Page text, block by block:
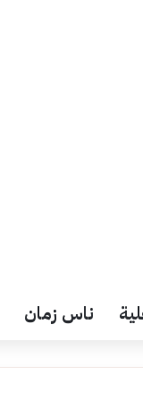
ناس زمان